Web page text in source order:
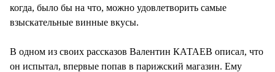
когда, было бы на что, можно удовлетворить самые
взыскательные винные вкусы.
В одном из своих рассказов Валентин КАТАЕВ описал, что
он испытал, впервые попав в парижский магазин. Ему